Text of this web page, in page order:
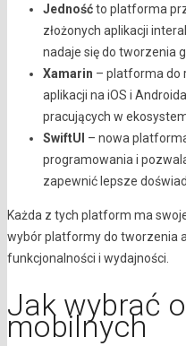
Jednośćto platforma
złożonych aplikacji
nadaje się do tworzenia
Xamarin – platforma do
aplikacji na iOS i
pracujących w
SwiftUI – nowa
programowania i
zapewnić lepsze
Każda z tych platform ma
wybór platformy do tworzenia
funkcjonalności i wydajności.
Jak wybrać
mobilnych